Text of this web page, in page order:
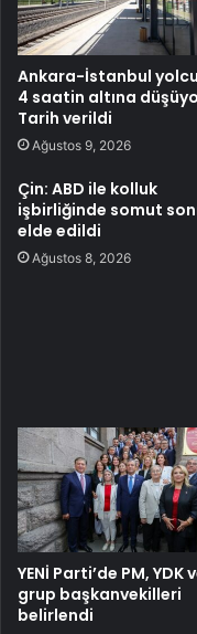
Ankara-İstanbul
4 saatin altına
Tarih verildi
Ağustos 9, 2026
Çin: ABD ile kolluk
işbirliğinde somut
elde edildi
Ağustos 8, 2026
YENİ Parti’de PM, YDK
grup başkanvekilleri
belirlendi